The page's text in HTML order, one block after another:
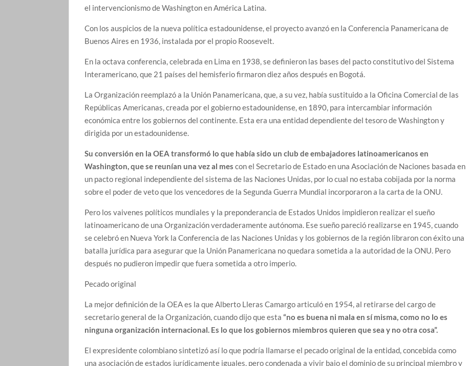
el intervencionismo de Washington en América Latina.
Con los auspicios de la nueva política estadounidense, el proyecto avanzó en la Conferencia Panamericana de
Buenos Aires en 1936, instalada por el propio Roosevelt.
En la octava conferencia, celebrada en Lima en 1938, se definieron las bases del pacto constitutivo del Sistema
Interamericano, que 21 países del hemisferio firmaron diez años después en Bogotá.
La Organización reemplazó a la Unión Panamericana, que, a su vez, había sustituido a la Oficina Comercial de las
Repúblicas Americanas, creada por el gobierno estadounidense, en 1890, para intercambiar información
económica entre los gobiernos del continente. Esta era una entidad dependiente del tesoro de Washington y
dirigida por un estadounidense.
Su conversión en la OEA transformó lo que había sido un club de embajadores latinoamericanos en
Washington, que se reunían una vez al mes con el Secretario de Estado en una Asociación de Naciones basada en
un pacto regional independiente del sistema de las Naciones Unidas, por lo cual no estaba cobijada por la norma
sobre el poder de veto que los vencedores de la Segunda Guerra Mundial incorporaron a la carta de la ONU.
Pero los vaivenes políticos mundiales y la preponderancia de Estados Unidos impidieron realizar el sueño
latinoamericano de una Organización verdaderamente autónoma. Ese sueño pareció realizarse en 1945, cuando
se celebró en Nueva York la Conferencia de las Naciones Unidas y los gobiernos de la región libraron con éxito una
batalla jurídica para asegurar que la Unión Panamericana no quedara sometida a la autoridad de la ONU. Pero
después no pudieron impedir que fuera sometida a otro imperio.
Pecado original
La mejor definición de la OEA es la que Alberto Lleras Camargo articuló en 1954, al retirarse del cargo de
secretario general de la Organización, cuando dijo que esta“no es buena ni mala en sí misma, como no lo es
ninguna organización internacional. Es lo que los gobiernos miembros quieren que sea y no otra cosa”.
El expresidente colombiano sintetizó así lo que podría llamarse el pecado original de la entidad, concebida como
una asociación de estados jurídicamente iguales, pero condenada a vivir bajo el dominio de su principal miembro y